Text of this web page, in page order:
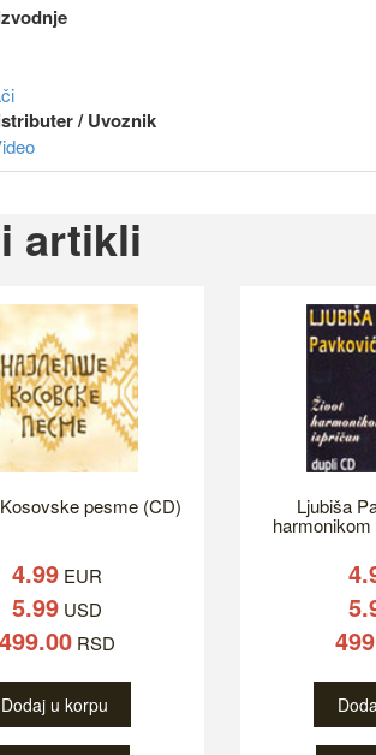
/ Uvoznik
artikli
pesme (CD)
4.99 EUR
5.99 USD
499.00 RSD
Dodaj u korpu
Ljubiša